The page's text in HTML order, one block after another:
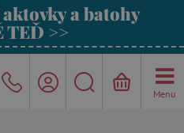
a batohy
TEĎ >>
Menu